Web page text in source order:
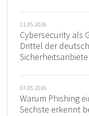
21.05.2026
Cybersecurity als
Drittel der
07.05.2026
Warum Phishing
Sechste erkennt